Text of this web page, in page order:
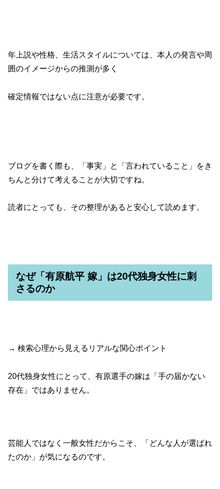
年上説や性格、生活スタイルについては、本人の発言や周
囲のイメージからの推測が多く
確定情報ではない点に注意が必要です。
ブログを書く際も、「事実」と「言われていること」をき
ちんと分けて考えることが大切ですね。
読者にとっても、その整理があると安心して読めます。
なぜ「有原航平 嫁」は20代独身女性に刺
さるのか
→ 検索心理から見えるリアルな関心ポイント
20代独身女性にとって、有原選手の嫁は「手の届かない
存在」ではありません。
芸能人ではなく一般女性だからこそ、「どんな人が選ばれ
たのか」が気になるのです。